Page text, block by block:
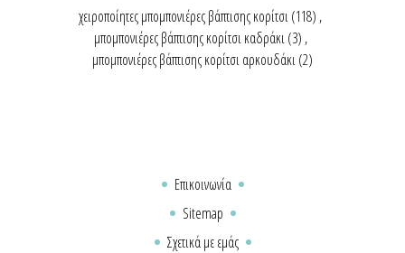
χειροποίητες μπομπονιέρες βάπτισης κορίτσι(118) ,
μπομπονιέρες βάπτισης κορίτσι καδράκι (3) ,
μπομπονιέρες βάπτισης κορίτσι αρκουδάκι(2)
Επικοινωνία
Sitemap
Σχετικά με εμάς